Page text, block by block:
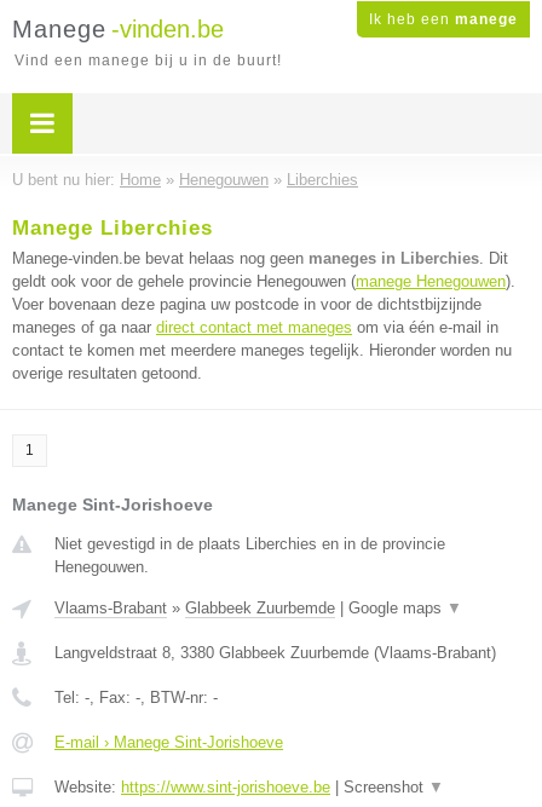
Ik heb een manege
Manege -vinden.be
Vind een manege bij u in de buurt!
U bent nu hier: Home » Henegouwen » Liberchies
Manege Liberchies
Manege-vinden.be bevat helaas nog geen maneges in Liberchies. Dit
geldt ook voor de gehele provincie Henegouwen (manege Henegouwen).
Voer bovenaan deze pagina uw postcode in voor de dichtstbijzijnde
maneges of ga naar direct contact met maneges om via één e-mail in
contact te komen met meerdere maneges tegelijk. Hieronder worden nu
overige resultaten getoond.
1
Manege Sint-Jorishoeve
Niet gevestigd in de plaats Liberchies en in de provincie
Henegouwen.
Vlaams-Brabant » Glabbeek Zuurbemde Google maps ▼
Langveldstraat 8, 3380 Glabbeek Zuurbemde (Vlaams-Brabant)
Tel: -, Fax: -, BTW-nr: -
E-mail › Manege Sint-Jorishoeve
Website: https://www.sint-jorishoeve.be Screenshot ▼